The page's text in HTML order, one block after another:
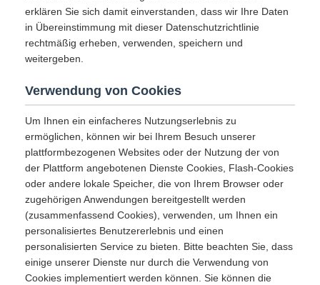
erklären Sie sich damit einverstanden, dass wir Ihre Daten
in Übereinstimmung mit dieser Datenschutzrichtlinie
rechtmäßig erheben, verwenden, speichern und
weitergeben.
Verwendung von Cookies
Um Ihnen ein einfacheres Nutzungserlebnis zu
ermöglichen, können wir bei Ihrem Besuch unserer
plattformbezogenen Websites oder der Nutzung der von
der Plattform angebotenen Dienste Cookies, Flash-Cookies
oder andere lokale Speicher, die von Ihrem Browser oder
zugehörigen Anwendungen bereitgestellt werden
(zusammenfassend Cookies), verwenden, um Ihnen ein
personalisiertes Benutzererlebnis und einen
personalisierten Service zu bieten. Bitte beachten Sie, dass
einige unserer Dienste nur durch die Verwendung von
Cookies implementiert werden können. Sie können die